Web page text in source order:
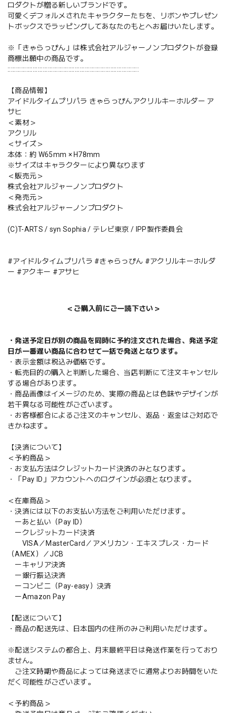
ロダクトが贈る新しいブランドです。
可愛くデフォルメされたキャラクターたちを、リボンやプレゼン
トボックスでラッピングしてあなたのもとへお届けいたします。
※「きゃらっぴん」は株式会社アルジャーノンプロダクトが登録
商標出願中の商品です。
::::::::::::::::::::::::::::::::::::::::::::::::::::::::::::::::::::::::::::::
【商品情報】
アイドルタイムプリパラ きゃらっぴんアクリルキーホルダー ア
サヒ
＜素材＞
アクリル
＜サイズ＞
本体：約 W65mm × H78mm
※サイズはキャラクターにより異なります
＜販売元＞
株式会社アルジャーノンプロダクト
＜発売元＞
株式会社アルジャーノンプロダクト
(C)T-ARTS / syn Sophia / テレビ東京 / IPP製作委員会
#アイドルタイムプリパラ #きゃらっぴん #アクリルキーホルダ
ー #アクキー #アサヒ
＜ご購入前にご一読下さい＞
・発送予定日が別の商品を同時に予約注文された場合、発送予定
日が一番遅い商品に合わせて一括で発送となります。
・表示金額は税込み価格です。
・転売目的の購入と判断した場合、当店判断にて注文キャンセル
する場合があります。
・商品画像はイメージのため、実際の商品とは色味やデザインが
若干異なる可能性がございます。
・お客様都合によるご注文のキャンセル、返品・返金はご対応で
きかねます。
【決済について】
＜予約商品＞
・お支払方法はクレジットカード決済のみとなります。
・「Pay ID」アカウントへのログインが必須となります。
＜在庫商品＞
・決済には以下のお支払い方法をご利用いただけます。
ーあと払い（Pay ID）
ークレジットカード決済
VISA／MasterCard／アメリカン・エキスプレス・カード
（AMEX）／JCB
ーキャリア決済
ー銀行振込決済
ーコンビニ（Pay-easy）決済
ーAmazon Pay
【配送について】
・商品の配送先は、日本国内の住所のみご利用いただけます。
※配送システムの都合上、月末最終平日は発送作業を行っており
ません。
ご注文時期や商品によっては発送までに通常よりお時間をいた
だく可能性がございます。
＜予約商品＞